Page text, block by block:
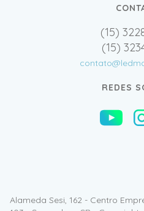
(15)
(15)
REDES
Alameda Sesi, 162 - Centro